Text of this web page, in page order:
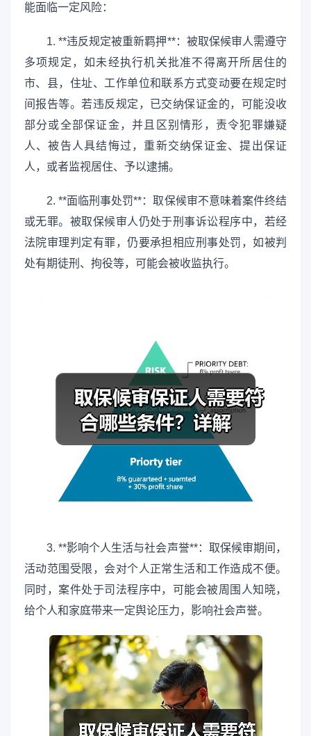
能面临一定风险：
1. **违反规定被重新羁押**：被取保候审人需遵守
多项规定，如未经执行机关批准不得离开所居住的
市、县，住址、工作单位和联系方式变动要在规定时
间报告等。若违反规定，已交纳保证金的，可能没收
部分或全部保证金，并且区别情形，责令犯罪嫌疑
人、被告人具结悔过，重新交纳保证金、提出保证
人，或者监视居住、予以逮捕。
2. **面临刑事处罚**：取保候审不意味着案件终结
或无罪。被取保候审人仍处于刑事诉讼程序中，若经
法院审理判定有罪，仍要承担相应刑事处罚，如被判
处有期徒刑、拘役等，可能会被收监执行。
3. **影响个人生活与社会声誉**：取保候审期间，
活动范围受限，会对个人正常生活和工作造成不便。
同时，案件处于司法程序中，可能会被周围人知晓，
给个人和家庭带来一定舆论压力，影响社会声誉。